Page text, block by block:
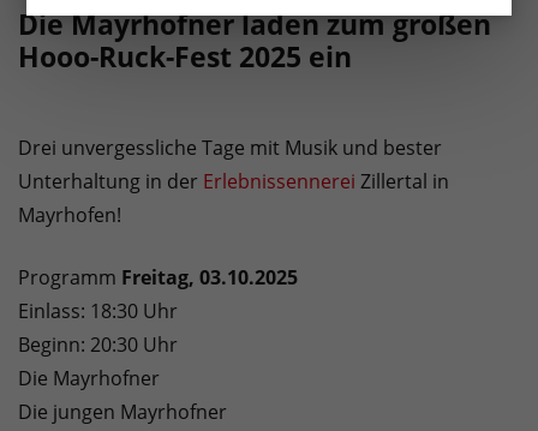
Die Mayrhofner laden zum großen
Hooo-Ruck-Fest 2025 ein
Drei unvergessliche Tage mit Musik und bester
Unterhaltung in der Erlebnissennerei Zillertal in
Mayrhofen!
Programm Freitag, 03.10.2025
Einlass: 18:30 Uhr
Beginn: 20:30 Uhr
Die Mayrhofner
Die jungen Mayrhofner